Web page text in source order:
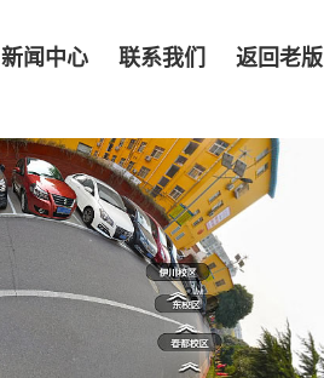
新闻中心 联系我们 返回老版